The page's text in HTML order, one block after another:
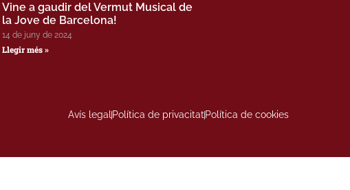
Vine a gaudir del Vermut Musical de
la Jove de Barcelona!
14 de juny de 2024
Llegir més »
Avís legal Política de privacitatPolítica de cookies